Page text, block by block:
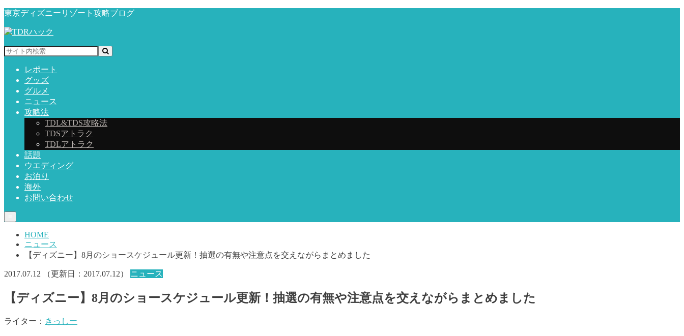
東京ディズニーリゾート攻略ブログ
レポート
グッズ
グルメ
ニュース
攻略法
TDL&TDS攻略法
TDSアトラク
TDLアトラク
話題
ウエディング
お泊り
海外
お問い合わせ
HOME
ニュース
【ディズニー】8月のショースケジュール更新！抽選の有無や注意点を交えながらまとめました
2017.07.12 （更新日： 2017.07.12） ニュース
【ディズニー】8月のショースケジュール更新！抽選の有無や注意点を交えながらまとめました
ライター： きっしー